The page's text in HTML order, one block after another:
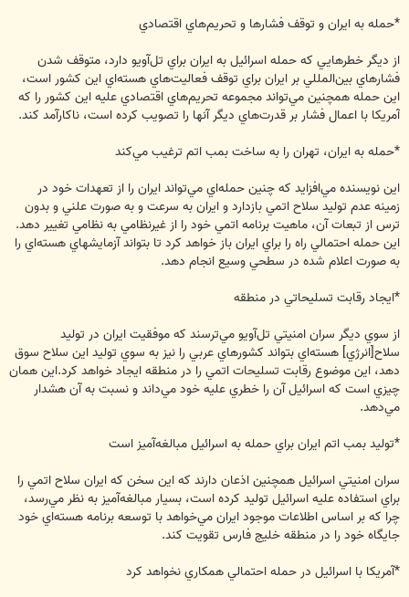
*حمله به ايران و توقف فشارها و تحريم‌هاي اقتصادي
از ديگر خطرهايي كه حمله اسرائيل به ايران براي تل‌آويو دارد، متوقف شدن
فشارهاي بين‌المللي بر ايران براي توقف فعاليت‌هاي هسته‌اي اين كشور است،
اين حمله همچنين مي‌تواند مجموعه تحريم‌هاي اقتصادي عليه اين كشور را كه
آمريكا با اعمال فشار بر قدرت‌هاي ديگر آنها را تصويب كرده است، ناكارآمد كند.
*حمله به ايران، تهران را به ساخت بمب اتم ترغيب مي‌كند
اين نويسنده مي‌افزايد كه چنين حمله‌اي مي‌تواند ايران را از تعهدات خود در
زمينه عدم توليد سلاح اتمي بازدارد و ايران به سرعت و به صورت علني و بدون
ترس از تبعات آن، ماهيت برنامه اتمي خود را از غيرنظامي به نظامي تغيير دهد.
اين حمله احتمالي راه را براي ايران باز خواهد كرد تا بتواند آزمايشهاي هسته‌اي را
به صورت اعلام شده در سطحي وسيع انجام دهد.
*ايجاد رقابت تسليحاتي در منطقه
از سوي ديگر سران امنيتي تل‌آويو مي‌ترسند كه موفقيت ايران در توليد
سلاح[انرژي] هسته‌اي بتواند كشورهاي عربي را نيز به سوي توليد اين سلاح سوق
دهد، اين موضوع رقابت تسليحات اتمي را در منطقه ايجاد خواهد كرد.اين همان
چيزي است كه اسرائيل آن را خطري عليه خود مي‌‌داند و نسبت به آن هشدار
مي‌دهد.
*توليد بمب اتم ايران براي حمله به اسرائيل مبالغه‌آميز است
سران امنيتي اسرائيل همچنين اذعان دارند كه اين سخن كه ايران سلاح اتمي را
براي استفاده عليه اسرائيل توليد كرده است، بسيار مبالغه‌آميز به نظر مي‌رسد،
‌چرا كه بر اساس اطلاعات موجود ايران مي‌خواهد با توسعه برنامه هسته‌‌اي خود
جايگاه خود را در منطقه خليج فارس تقويت كند.
*آمريكا با اسرائيل در حمله احتمالي همكاري نخواهد كرد